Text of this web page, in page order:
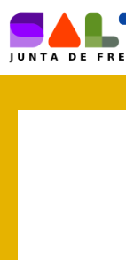
Instituição